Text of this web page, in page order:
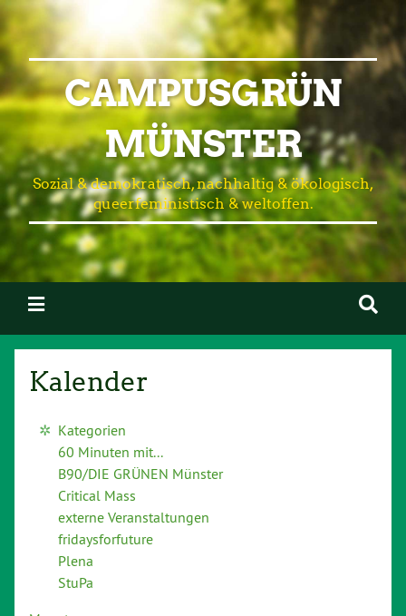
CAMPUSGRÜN
MÜNSTER
Sozial & demokratisch, nachhaltig & ökologisch,
queerfeministisch & weltoffen.
Kalender
Kategorien
60 Minuten mit...
B90/DIE GRÜNEN Münster
Critical Mass
externe Veranstaltungen
fridaysforfuture
Plena
StuPa